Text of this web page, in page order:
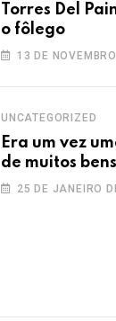
Torres Del
o fôlego
13 DE
UNCATEGORIZED
Era um vez
de muitos bens
25 DE JANEIRO